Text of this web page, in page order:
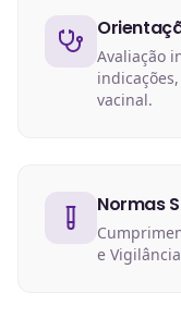
Avaliação
vacinal.
Normas
e